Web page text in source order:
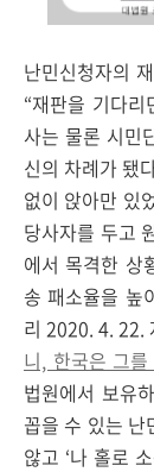
난민신청자의
“재판을 기다리
사는 물론 시민
신의 차례가 됐
없이 앉아만 있
당사자를 두고
에서 목격한 상
송 패소율을 높
리 2020. 4. 22.
니, 한국은 그
법원에서 보유
꼽을 수 있는 난
않고 ‘나 홀로